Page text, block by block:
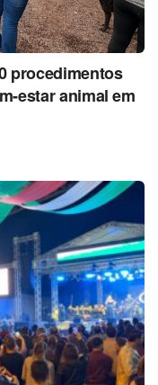
procedimentos
estar animal em